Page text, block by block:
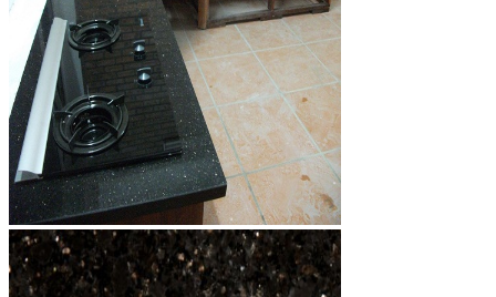
Đá Onyx
Hoa Văn Đá
Đá Ốp Mặt Tiền
Đá Quartz Alpilus
Đá Alpilus Brazil
Đá tự nhiên
Đá Thạch Anh